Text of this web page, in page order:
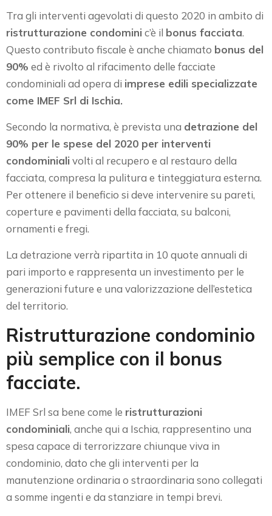
Tra gli interventi agevolati di questo 2020 in ambito di
ristrutturazione condomini c’è il bonus facciata.
Questo contributo fiscale è anche chiamato bonus del
90% ed è rivolto al rifacimento delle facciate
condominiali ad opera di imprese edili specializzate
come IMEF Srl di Ischia.
Secondo la normativa, è prevista una detrazione del
90% per le spese del 2020 per interventi
condominiali volti al recupero e al restauro della
facciata, compresa la pulitura e tinteggiatura esterna.
Per ottenere il beneficio si deve intervenire su pareti,
coperture e pavimenti della facciata, su balconi,
ornamenti e fregi.
La detrazione verrà ripartita in 10 quote annuali di
pari importo e rappresenta un investimento per le
generazioni future e una valorizzazione dell’estetica
del territorio.
Ristrutturazione condominio
più semplice con il bonus
facciate.
IMEF Srl sa bene come le ristrutturazioni
condominiali, anche qui a Ischia, rappresentino una
spesa capace di terrorizzare chiunque viva in
condominio, dato che gli interventi per la
manutenzione ordinaria o straordinaria sono collegati
a somme ingenti e da stanziare in tempi brevi.